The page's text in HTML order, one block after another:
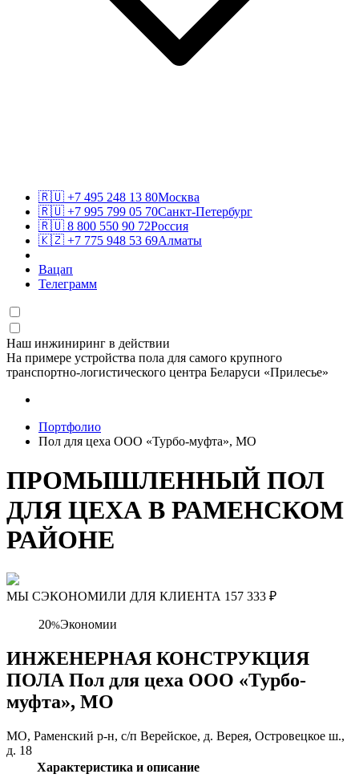
🇷🇺 +7 495 248 13 80Москва
🇷🇺 +7 995 799 05 70Санкт-Петербург
🇷🇺 8 800 550 90 72Россия
🇰🇿 +7 775 948 53 69Алматы
Вацап
Телеграмм
Наш инжиниринг в действии
На примере устройства пола для самого крупного
транспортно-логистического центра Беларуси «Прилесье»
Портфолио
Пол для цеха ООО «Турбо-муфта», МО
ПРОМЫШЛЕННЫЙ ПОЛ
ДЛЯ ЦЕХА В РАМЕНСКОМ
РАЙОНЕ
МЫ СЭКОНОМИЛИ ДЛЯ КЛИЕНТА 157 333 ₽
20%Экономии
ИНЖЕНЕРНАЯ КОНСТРУКЦИЯ
ПОЛА Пол для цеха ООО «Турбо-
муфта», МО
МО, Раменский р-н, с/п Верейское, д. Верея, Островецкое ш.,
д. 18
Характеристика и описание